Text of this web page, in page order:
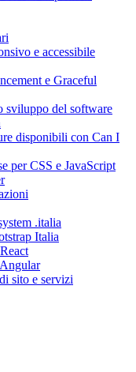
e accessibile
e Graceful
sviluppo del software
disponibili con Can I
per CSS e JavaScript
.italia
Italia
sito e servizi